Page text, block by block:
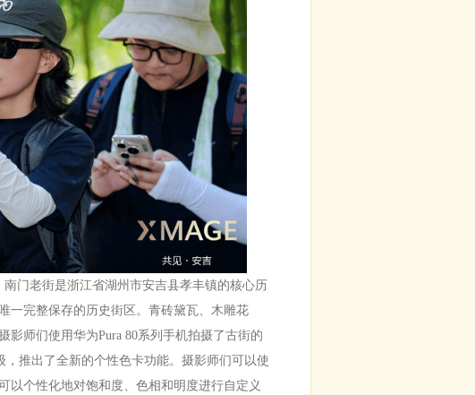
门老街是浙江省湖州市安吉县孝丰镇的核心历
一完整保存的历史街区。青砖黛瓦、木雕花
影师们使用华为Pura 80系列手机拍摄了古街的
推出了全新的个性色卡功能。摄影师们可以使
以个性化地对饱和度、色相和明度进行自定义